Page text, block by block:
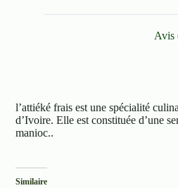
Avis
l’attiéké frais est une spécialité
d’Ivoire. Elle est constituée d’une
manioc..
Similaire